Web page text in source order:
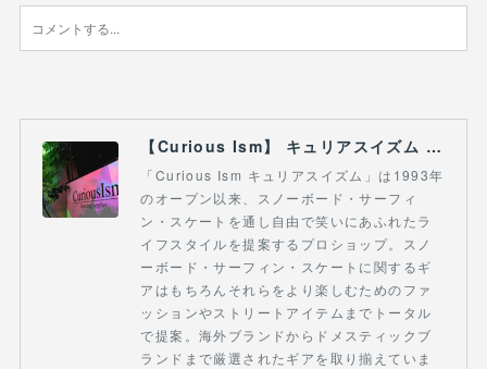
【Curious Ism】 キュリアスイズム l スノーボードショップ サーフショップ 福島県 会津若松市 郡山市 通販
「Curious Ism キュリアスイズム」は1993年
のオープン以来、スノーボード・サーフィ
ン・スケートを通し自由で笑いにあふれたラ
イフスタイルを提案するプロショップ。スノ
ーボード・サーフィン・スケートに関するギ
アはもちろんそれらをより楽しむためのファ
ッションやストリートアイテムまでトータル
で提案。海外ブランドからドメスティックブ
ランドまで厳選されたギアを取り揃えていま